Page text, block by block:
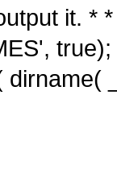
it. *
dirname(